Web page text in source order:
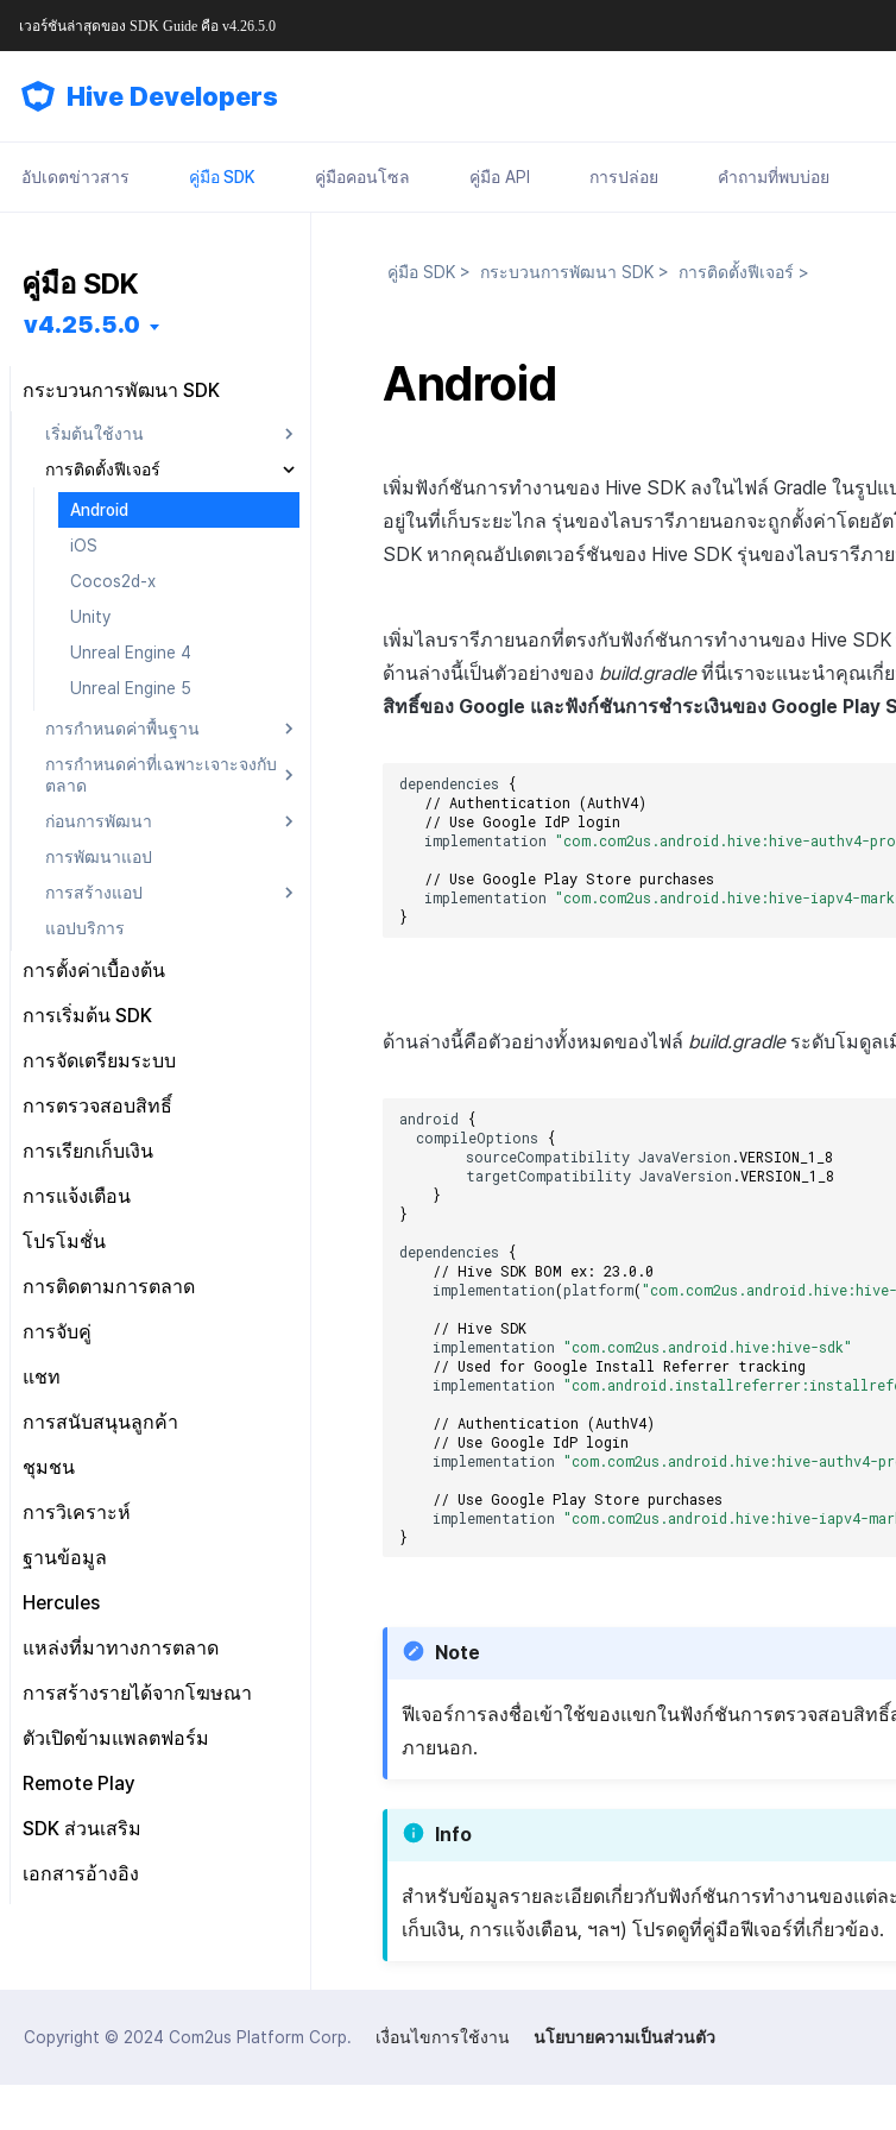
เวอร์ชันล่าสุดของ SDK Guide คือ v4.26.5.0
Hive Developers
อัปเดตข่าวสาร คู่มือ SDK คู่มือคอนโซล คู่มือ API การปล่อย คำถามที่พบบ่อย
คู่มือ SDK
v4.25.5.0
กระบวนการพัฒนา SDK
เริ่มต้นใช้งาน
การติดตั้งล่วงหน้า
Android
iOS
Cocos2d-x
Unity
Unreal Engine 4
Unreal Engine 5
การติดตั้ง SDK
Android
iOS
Cocos2d-x
Unity
Unreal Engine 4
Unreal Engine 5
หลังการติดตั้ง
Android
iOS
Cocos2d-x
Unity
Unreal Engine 4
Unreal Engine 5
การติดตั้งฟีเจอร์
Android
iOS
Cocos2d-x
Unity
Unreal Engine 4
Unreal Engine 5
การกำหนดค่าพื้นฐาน
Android
การกำหนดค่าที่เฉพาะเจาะจงกับ
ตลาด
Android
iOS
Cocos2d-x
Unity
Unreal Engine 4
Unreal Engine 5
ก่อนการพัฒนา
Android
iOS
Cocos2d-x
Unity
Unreal Engine 4
การพัฒนาแอป
การสร้างแอป
Android
iOS
Unity Android
Unity Windows
Unreal Android
Unreal iOS
แอปบริการ
การตั้งค่าเบื้องต้น
ไฟล์การตั้งค่า
Unity
Unreal
การเริ่มต้น SDK
การจัดเตรียมระบบ
ข้อกำหนด
ป๊อปอัปการแจ้งเตือน
การแจ้งเตือนทั่วไป
การบำรุงรักษาเซิร์ฟเวอร์
การตรวจสอบสิทธิ์
ข้อกำหนดเบื้องต้น
การตั้งค่าเพิ่มเติมตาม IdP
iOS
Unity
Unreal
ตรวจสอบข้อมูลผู้ใช้
เชื่อมโยง Idp
ส่งเสริมการเชื่อมโยงบัญชีกับเกม
คำแนะนำในการแก้ไขปัญหา
การเรียกเก็บเงิน
ข้อกำหนดเบื้องต้น
Android
Unity
Unreal
การเริ่มต้น IAP v4
การตรวจสอบใบเสร็จ
IAP โปรโมชั่น
ระบบการชำระเงินแบบสมัคร
สมาชิก
การชำระเงิน PG
รายการ
ข้อมูล
การแจ้งเตือน
ข้อกำหนดเบื้องต้น
Unity
การส่งการแจ้งเตือนแบบท้องถิ่น
ขั้นสูง
โปรโมชั่น
ข้อกำหนดเบื้องต้น
Unity
รีวิว/ป๊อปอัพออก
ป้ายโปรโมชั่น
Offerwall
การได้มาซึ่งผู้ใช้ (UA)
การติดตามการตลาด
ข้อกำหนดเบื้องต้น
iOS
Unity
Send exposed ad info
การติดตามลิงก์ลึกที่ถูกเลื่อนออกไป
เอกสารอ้างอิง
การจับคู่
การจับคู่ส่วนตัว
แชท
การเตรียมการ
Unity
ผู้ใช้
ข้อความ
การจัดการเหตุการณ์
การสนับสนุนลูกค้า
ชุมชน
การวิเคราะห์
ข้อกำหนดเบื้องต้น
ส่งบันทึกการวิเคราะห์
การส่งบันทึกไปยังเซิร์ฟเวอร์
Fluentd
ภาพรวม
วิธีการใช้ Fluentd
HTTP
SDK
บูรณาการกับบริการ MMP
None
การบูรณาการกับ Adjust
การใช้ประโยชน์จากข้อมูล
การแสดงแบนเนอร์ความยินยอม
DMA
ฐานข้อมูล
ข้อกำหนดเบื้องต้น
Android
Unity
Unreal
Hercules
เริ่มต้นใช้งาน
API ของHercules
แหล่งที่มาทางการตลาด
ตั้งค่า Airbridge
การสร้างรายได้จากโฆษณา
Adiz
iOSUnity
C++
ADOP
Unity
ตัวเปิดข้ามแพลตฟอร์ม
เตรียมไฟล์แอป
ภาพรวม
ตรวจสอบแอป
Remote Play
รวมปลั๊กอิน
รับเหตุการณ์
SDK ส่วนเสริม
การเรียกเนื้อหาเว็บ
วิธีการใช้งาน
เข้าสู่ระบบอัตโนมัติไปยัง
เคอร์เซอร์ที่กำหนดเอง
เอกสารอ้างอิง
คู่มือ SDK > กระบวนการพัฒนา SDK > การติดตั้งฟีเจอร์ >
Android
เพิ่มฟังก์ชันการทำงานของ Hive SDK ลงในไฟล์ Gradle ในรู
อยู่ในที่เก็บระยะไกล รุ่นของไลบรารีภายนอกจะถูกตั้งค่าโดยอั
SDK หากคุณอัปเดตเวอร์ชันของ Hive SDK รุ่นของไลบรารีภ
เพิ่มไลบรารีภายนอกที่ตรงกับฟังก์ชันการทำงานของ Hive
ด้านล่างนี้เป็นตัวอย่างของ build.gradleที่นี่เราจะแนะนำคุณเกี่ย
สิทธิ์ของ Google และฟังก์ชันการชำระเงินของ Google Play
dependencies
{
// Authentication (AuthV4)
// Use Google IdP login
implementation "com.com2us.android.hive:hive-authv4-
// Use Google Play Store purchases
implementation "com.com2us.android.hive:hive-iapv4-
}
ด้านล่างนี้คือตัวอย่างทั้งหมดของไฟล์ build.gradleระดับโมดูลเ
android
{
compileOptions
{
sourceCompatibility JavaVersion .VERSION_1_8
targetCompatibility JavaVersion .VERSION_1_8
}
}
dependencies
{
// Hive SDK BOM ex: 23.0.0
implementation(platform("com.com2us.android.hive:hive-
// Hive SDK
implementation "com.com2us.android.hive:hive-sdk"
// Used for Google Install Referrer tracking
implementation
// Authentication (AuthV4)
// Use Google IdP login
implementation "com.com2us.android.hive:hive-authv4-
// Use Google Play Store purchases
implementation "com.com2us.android.hive:hive-iapv4-
}
Note
ฟีเจอร์การลงชื่อเข้าใช้ของแขกในฟังก์ชันการตรวจสอบสิทธิ์
ภายนอก.
Info
สำหรับข้อมูลรายละเอียดเกี่ยวกับฟังก์ชันการทำงานของแต่ล
เก็บเงิน, การแจ้งเตือน, ฯลฯ) โปรดดูที่คู่มือฟีเจอร์ที่เกี่ยวข้อง.
Copyright © 2024 Com2us Platform Corp. เงื่อนไขการใช้งาน นโยบายความเป็นส่วนตัว